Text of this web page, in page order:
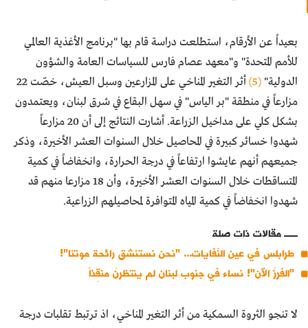
بعيداً عن الأرقام، استطلعت دراسة قام بها "برنامج الأغذية العالمي
للأمم المتحدة" و"معهد عصام فارس للسياسات العامة والشؤون
الدولية" (5)
أثر التغير المناخي على المزارعين وسبل العيش، خصّت 22
مزارعاً في منطقة "بر الياس" في سهل البقاع في شرق لبنان، ويعتمدون
بشكل كلي على مداخيل الزراعة. أشارت النتائج إلى أن 20 مزارعاً
شهدوا خسائر كبيرة في المحاصيل خلال السنوات العشر الأخيرة، وذكر
جميعهم أنهم عايشوا ارتفاعاً في درجة الحرارة، وانخفاضاً في كمية
المتساقطات خلال السنوات العشر الأخيرة، وأن 18 مزارعا منهم قد
شهدوا انخفاضاً في كمية المياه المتوافرة لمحاصيلهم الزراعية.
مقالات ذات صلة
طرابلس في عين النّفايات... "نحن نستنشق رائحة موتنا"!
"الفرزُ الآن"! نساء في جنوب لبنان لم ينتظرنَ منقِذاً
لا تنجو الثروة السمكية من أثر التغير المناخي، اذ ترتبط تقلبات درجة